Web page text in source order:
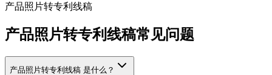
产品照片转专利线稿
产品照片转专利线稿常见问题
产品照片转专利线稿 是什么？